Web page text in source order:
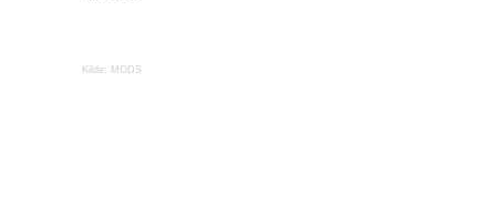
Kilde: MODS